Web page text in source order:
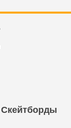
Скейтборды